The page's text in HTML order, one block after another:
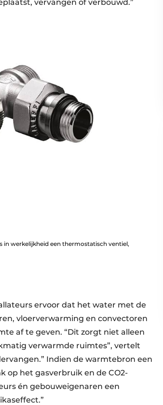
vervangen of verbouwd.”
in werkelijkheid een thermostatisch ventiel,
ervoor dat het water met de
vloerverwarming en convectoren
af te geven. “Dit zorgt niet alleen
verwarmde ruimtes”, vertelt
Indien de warmtebron een
op het gasverbruik en de CO2-
én gebouweigenaren een